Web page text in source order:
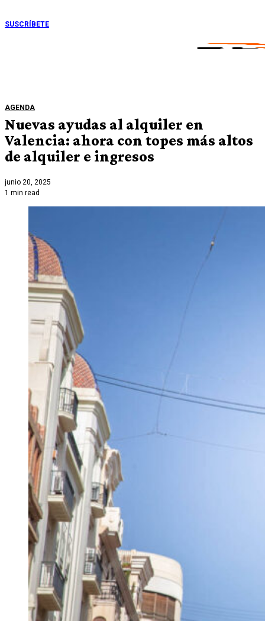
SUSCRÍBETE
AGENDA
Nuevas ayudas al alquiler en
Valencia: ahora con topes más altos
de alquiler e ingresos
junio 20, 2025
1 min read